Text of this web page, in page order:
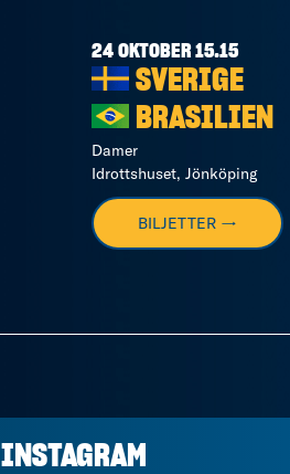
24 OKTOBER 15.15
SVERIGE
BRASILIEN
Damer
Idrottshuset, Jönköping
BILJETTER →
INSTAGRAM